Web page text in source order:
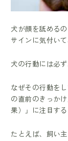
犬が顔を舐める
サインに気付い
犬の行動には必ず
なぜその行動を
の直前のきっか
果）」に注目する
たとえば、飼い